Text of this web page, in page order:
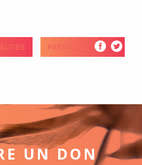
PARTAGEZ
UN DON